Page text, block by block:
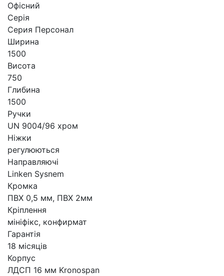
Офісний
Серія
Серия Персонал
Ширина
1500
Висота
750
Глибина
1500
Ручки
UN 9004/96 хром
Ніжки
регулюються
Направляючі
Linken Sysnem
Кромка
ПВХ 0,5 мм, ПВХ 2мм
Кріплення
мініфікс, конфирмат
Гарантія
18 місяців
Корпус
ЛДСП 16 мм Kronospan